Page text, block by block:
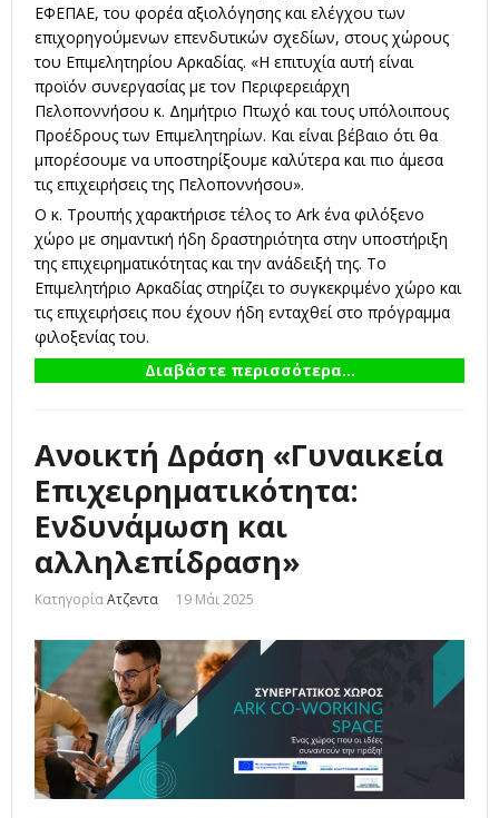
ΕΦΕΠΑΕ, του φορέα αξιολόγησης και ελέγχου των
επιχορηγούμενων επενδυτικών σχεδίων, στους χώρους
του Επιμελητηρίου Αρκαδίας. «Η επιτυχία αυτή είναι
προϊόν συνεργασίας με τον Περιφερειάρχη
Πελοποννήσου κ. Δημήτριο Πτωχό και τους υπόλοιπους
Προέδρους των Επιμελητηρίων. Και είναι βέβαιο ότι θα
μπορέσουμε να υποστηρίξουμε καλύτερα και πιο άμεσα
τις επιχειρήσεις της Πελοποννήσου».
Ο κ. Τρουπής χαρακτήρισε τέλος το Ark ένα φιλόξενο
χώρο με σημαντική ήδη δραστηριότητα στην υποστήριξη
της επιχειρηματικότητας και την ανάδειξή της. Το
Επιμελητήριο Αρκαδίας στηρίζει το συγκεκριμένο χώρο και
τις επιχειρήσεις που έχουν ήδη ενταχθεί στο πρόγραμμα
φιλοξενίας του.
Διαβάστε περισσότερα...
Ανοικτή Δράση «Γυναικεία
Επιχειρηματικότητα:
Ενδυνάμωση και
αλληλεπίδραση»
ΚατηγορίαΑτζεντα 19 Μάι 2025